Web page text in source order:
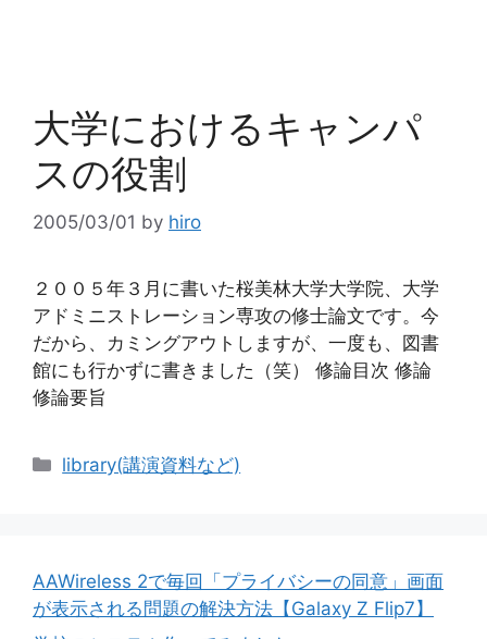
大学におけるキャンパ
スの役割
2005/03/01 by hiro
２００５年３月に書いた桜美林大学大学院、大学
アドミニストレーション専攻の修士論文です。今
だから、カミングアウトしますが、一度も、図書
館にも行かずに書きました（笑） 修論目次 修論
修論要旨
カ
ー
library(講演資料など)
AAWireless 2で毎回「プライバシーの同意」画面
が表示される問題の解決方法【Galaxy Z Flip7】